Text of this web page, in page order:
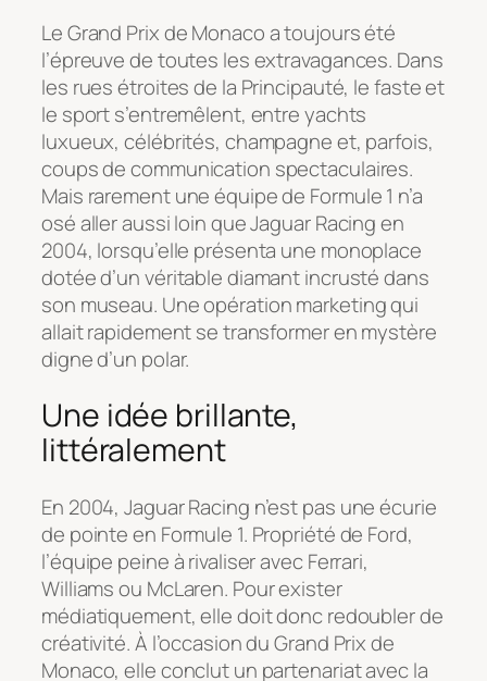
Le Grand Prix de Monaco a toujours été
l’épreuve de toutes les extravagances. Dans
les rues étroites de la Principauté, le faste et
le sport s’entremêlent, entre yachts
luxueux, célébrités, champagne et, parfois,
coups de communication spectaculaires.
Mais rarement une équipe de Formule 1 n’a
osé aller aussi loin que Jaguar Racing en
2004, lorsqu’elle présenta une monoplace
dotée d’un véritable diamant incrusté dans
son museau. Une opération marketing qui
allait rapidement se transformer en mystère
digne d’un polar.
Une idée brillante,
littéralement
En 2004, Jaguar Racing n’est pas une écurie
de pointe en Formule 1. Propriété de Ford,
l’équipe peine à rivaliser avec Ferrari,
Williams ou McLaren. Pour exister
médiatiquement, elle doit donc redoubler de
créativité. À l’occasion du Grand Prix de
Monaco, elle conclut un partenariat avec la